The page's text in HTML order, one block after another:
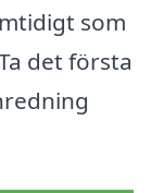
som
det första